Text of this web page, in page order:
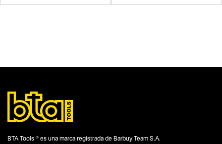
BTA Tools ® es una marca registrada de Barbuy Team S.A.